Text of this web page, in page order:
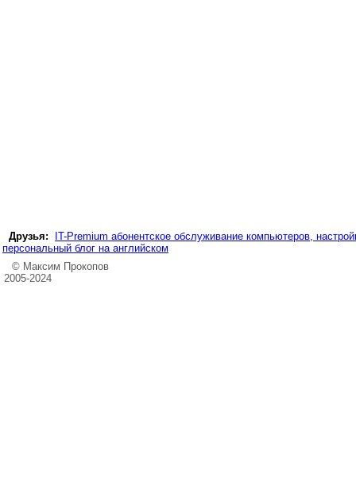
Друзья:
IT-Premium абонентское обслуживание компьютеров,
персональный блог на английском
© Максим Прокопов
2005-2024